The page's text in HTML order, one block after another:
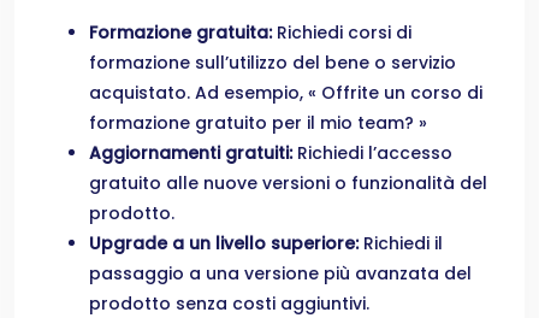
Formazione gratuita: Richiedi corsi di
formazione sull’utilizzo del bene o servizio
acquistato. Ad esempio, « Offrite un corso di
formazione gratuito per il mio team? »
Aggiornamenti gratuiti: Richiedi l’accesso
gratuito alle nuove versioni o funzionalità del
prodotto.
Upgrade a un livello superiore: Richiedi il
passaggio a una versione più avanzata del
prodotto senza costi aggiuntivi.